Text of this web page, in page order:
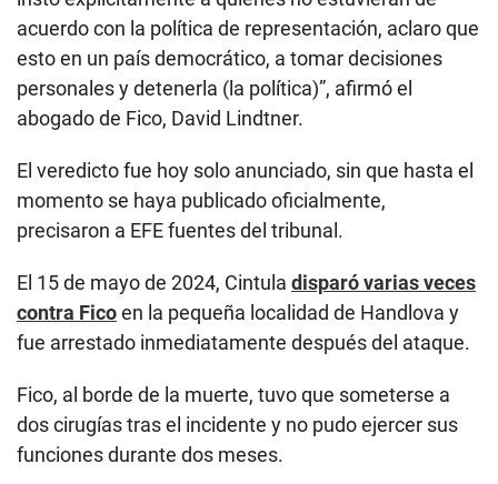
acuerdo con la política de representación, aclaro que
esto en un país democrático, a tomar decisiones
personales y detenerla (la política)”, afirmó el
abogado de Fico, David Lindtner.
El veredicto fue hoy solo anunciado, sin que hasta el
momento se haya publicado oficialmente,
precisaron a EFE fuentes del tribunal.
El 15 de mayo de 2024, Cintula disparó varias veces
contra Ficoen la pequeña localidad de Handlova y
fue arrestado inmediatamente después del ataque.
Fico, al borde de la muerte, tuvo que someterse a
dos cirugías tras el incidente y no pudo ejercer sus
funciones durante dos meses.